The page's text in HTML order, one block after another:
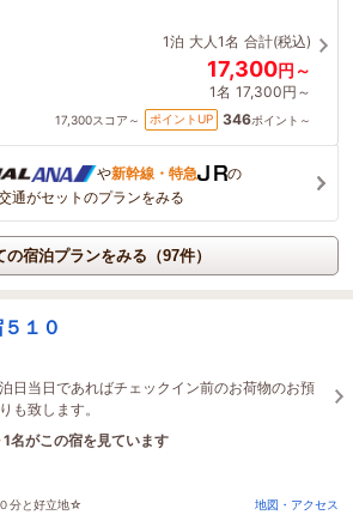
1泊 大人1名 合計(税込)
17,300円～
1名 17,300円～
17,300スコア～ ポイントUP 346ポイント～
や新幹線・特急
の
通がセットのプランをみる
の宿泊プランをみる（97件）
１０
日当日であればチェックイン前のお荷物のお預
も致します。
1名がこの宿を見ています
分と好立地☆ 地図・アクセス